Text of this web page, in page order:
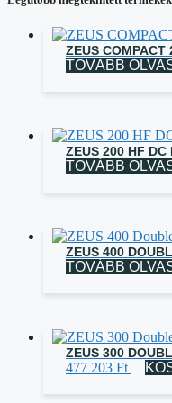
ZEUS COMPACT
TOVÁBB
ZEUS 200 HF DC
TOVÁBB
ZEUS 400
TOVÁBB
ZEUS 300
477 203 Ft